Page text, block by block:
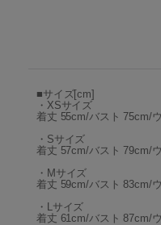
■サイズ[cm]
・XSサイズ
着丈 55cm/バスト 75cm/
・Sサイズ
着丈 57cm/バスト 79cm/
・Mサイズ
着丈 59cm/バスト 83cm/
・Lサイズ
着丈 61cm/バスト 87cm/